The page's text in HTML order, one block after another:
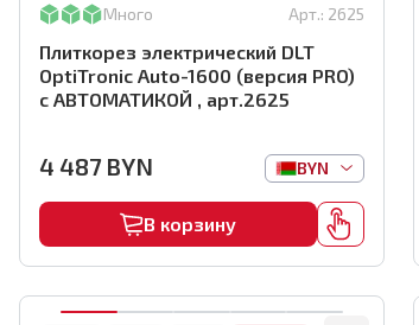
Много Арт.: 2625
Плиткорез электрический DLT
OptiTronic Auto-1600 (версия PRO)
с АВТОМАТИКОЙ , арт.2625
4 487 BYN BYN
В корзину